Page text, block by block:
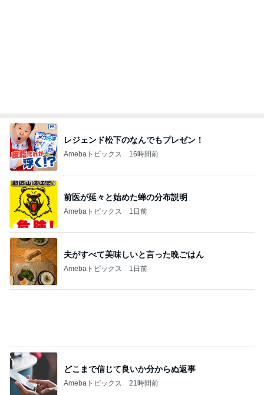
夫がお礼に買ってくれた大量の品
Amebaトピックス
記事を読む